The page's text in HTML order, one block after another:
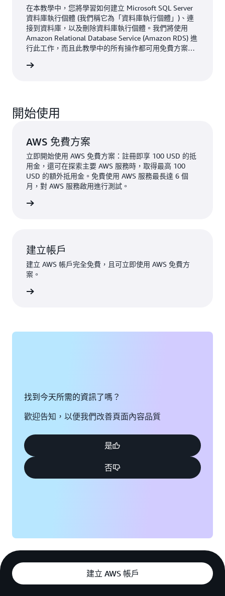
在本教學中，您將學習如何建立 Microsoft SQL Server
資料庫執行個體 (我們稱它為「資料庫執行個體」)、連
接到資料庫，以及刪除資料庫執行個體。我們將使用
Amazon Relational Database Service (Amazon RDS) 進
行此工作，而且此教學中的所有操作都可用免費方案資
開始使用
AWS 免費方案
立即開始使用 AWS 免費方案：註冊即享 100 USD 的抵
用金，還可在探索主要 AWS 服務時，取得最高 100
USD 的額外抵用金。免費使用 AWS 服務最長達 6 個
月，對 AWS 服務啟用進行測試。
建立帳戶
建立 AWS 帳戶完全免費，且可立即使用 AWS 免費方
案。
找到今天所需的資訊了嗎？
歡迎告知，以便我們改善頁面內容品質
是
否
建立 AWS 帳戶